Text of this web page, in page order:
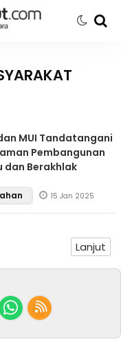
MUI Tandatangani
Pembangunan
dan Berakhlak
15 Jan 2025
Lanjut